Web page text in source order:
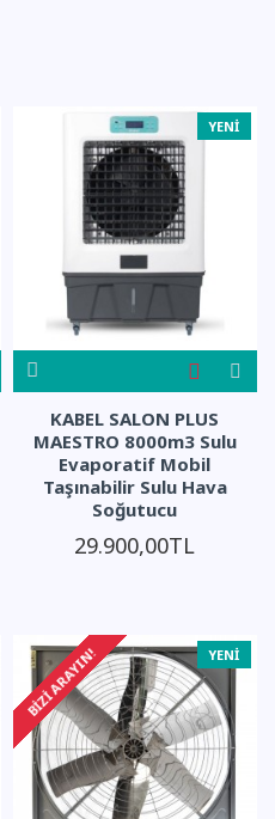
YENI
KABEL SALON PLUS
MAESTRO 8000m3 Sulu
Evaporatif Mobil
Taşınabilir Sulu Hava
Soğutucu
29.900,00TL
YENI
BIZI ARAYIN!